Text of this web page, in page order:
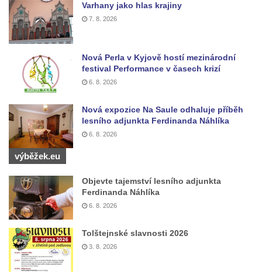
Kašna na návsi ve Strupčicích
Studna u kostela Narození Panny Marie v
Libochovanech
Kašna na náměstí Tomáše Garrigue
Masaryka v České Lípě
Kašna na Mírovém náměstí v Postoloprtech
Bývalá kašna u křižovatky v Mostecké ulici
před domem čp. 2150 v Litvínově
Kamenná nádrž na vodu před kostelem
svatých Šimona a Judy v Lipové u Šluknova
Kašna na náměstí ve Chřibské
Kašna v bývalém parku ve Sládkově ulici u
Domova seniorů v České Kamenici
Fontána u podchodu na konci promenády u
hlavního nádraží v Ústí nad Labem
Fontána se slunečními hodinami na
Varhany jako hlas krajiny
7. 8. 2026
Nová Perla v Kyjově hostí mezinárodní
festival Performance v časech krizí
6. 8. 2026
Nová expozice Na Saule odhaluje příběh
lesního adjunkta Ferdinanda Náhlíka
6. 8. 2026
výběžek.eu
Objevte tajemství lesního adjunkta
Ferdinanda Náhlíka
6. 8. 2026
Tolštejnské slavnosti 2026
3. 8. 2026